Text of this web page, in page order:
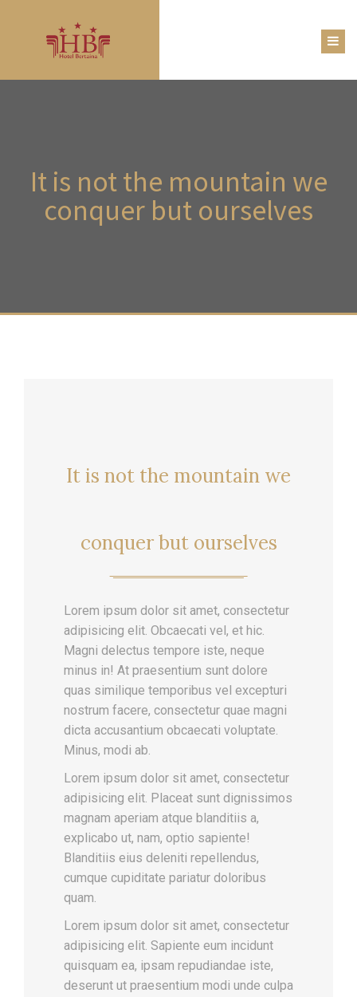
Itis not the mountain we
conquer but ourselves
It is not the mountain we
conquer but ourselves
Lorem ipsum dolor sit amet, consectetur
adipisicing elit. Obcaecati vel, et hic.
Magni delectus tempore iste, neque
minus in! At praesentium sunt dolore
quas similique temporibus vel excepturi
nostrum facere, consectetur quae magni
dicta accusantium obcaecati voluptate.
Minus, modi ab.
Lorem ipsum dolor sit amet, consectetur
adipisicing elit. Placeat sunt dignissimos
magnam aperiam atque blanditiis a,
explicabo ut, nam, optio sapiente!
Blanditiis eius deleniti repellendus,
cumque cupiditate pariatur doloribus
quam.
Lorem ipsum dolor sit amet, consectetur
adipisicing elit. Sapiente eum incidunt
quisquam ea, ipsam repudiandae iste,
deserunt ut praesentium modi unde culpa